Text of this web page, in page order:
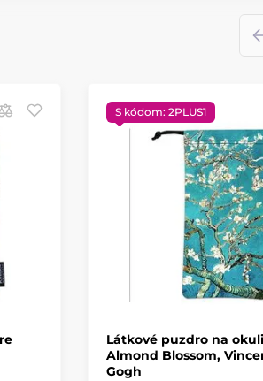
S kódom: 2PLUS1
Látkové puzdro na
Almond Blossom,
Gogh